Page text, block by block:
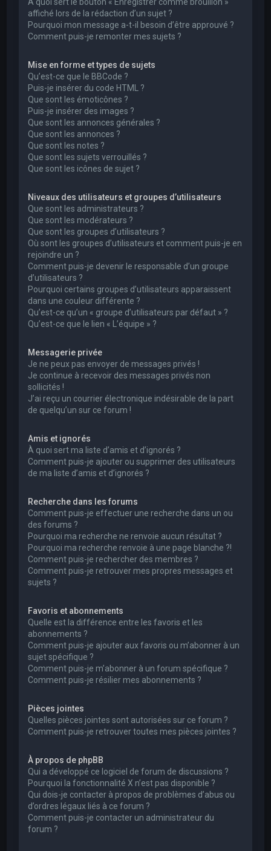
affiché lors de la rédaction d’un sujet ?
Pourquoi mon message a-t-il besoin d’être approuvé ?
Comment puis-je remonter mes sujets ?
Mise en forme et types de sujets
Qu’est-ce que le BBCode ?
Puis-je insérer du code HTML ?
Que sont les émoticônes ?
Puis-je insérer des images ?
Que sont les annonces générales ?
Que sont les annonces ?
Que sont les notes ?
Que sont les sujets verrouillés ?
Que sont les icônes de sujet ?
Niveaux des utilisateurs et groupes d’utilisateurs
Que sont les administrateurs ?
Que sont les modérateurs ?
Que sont les groupes d’utilisateurs ?
Où sont les groupes d’utilisateurs et comment puis-je en
rejoindre un ?
Comment puis-je devenir le responsable d’un groupe
d’utilisateurs ?
Pourquoi certains groupes d’utilisateurs apparaissent
dans une couleur différente ?
Qu’est-ce qu’un « groupe d’utilisateurs par défaut » ?
Qu’est-ce que le lien « L’équipe » ?
Messagerie privée
Je ne peux pas envoyer de messages privés !
Je continue à recevoir des messages privés non
sollicités !
J’ai reçu un courrier électronique indésirable de la part
de quelqu’un sur ce forum !
Amis et ignorés
À quoi sert ma liste d’amis et d’ignorés ?
Comment puis-je ajouter ou supprimer des utilisateurs
de ma liste d’amis et d’ignorés ?
Recherche dans les forums
Comment puis-je effectuer une recherche dans un ou
des forums ?
Pourquoi ma recherche ne renvoie aucun résultat ?
Pourquoi ma recherche renvoie à une page blanche ?!
Comment puis-je rechercher des membres ?
Comment puis-je retrouver mes propres messages et
sujets ?
Favoris et abonnements
Quelle est la différence entre les favoris et les
abonnements ?
Comment puis-je ajouter aux favoris ou m’abonner à un
sujet spécifique ?
Comment puis-je m’abonner à un forum spécifique ?
Comment puis-je résilier mes abonnements ?
Pièces jointes
Quelles pièces jointes sont autorisées sur ce forum ?
Comment puis-je retrouver toutes mes pièces jointes ?
À propos de phpBB
Qui a développé ce logiciel de forum de discussions ?
Pourquoi la fonctionnalité X n’est pas disponible ?
Qui dois-je contacter à propos de problèmes d’abus ou
d’ordres légaux liés à ce forum ?
Comment puis-je contacter un administrateur du
forum ?